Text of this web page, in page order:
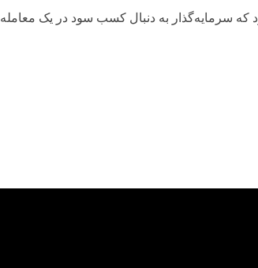
سرمایه‌گذار به دنبال کسب سود در یک معامله